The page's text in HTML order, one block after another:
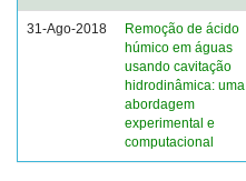
31-Ago-2018
Remoção de ácido
húmico em águas
usando cavitação
hidrodinâmica: uma
abordagem
experimental e
computacional